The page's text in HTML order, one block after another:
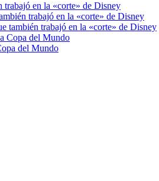
trabajó en la «corte» de Disney
trabajó en la «corte» de Disney
también trabajó en la «corte» de Disney
Copa del Mundo
del Mundo